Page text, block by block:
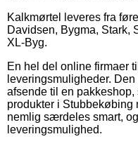
Kalkmørtel leveres fra
Davidsen, Bygma, Stark,
XL-Byg.
En hel del online firmaer
leveringsmuligheder.
afsende til en
produkter i Stubbekøbing
nemlig særdeles smart,
leveringsmulighed.